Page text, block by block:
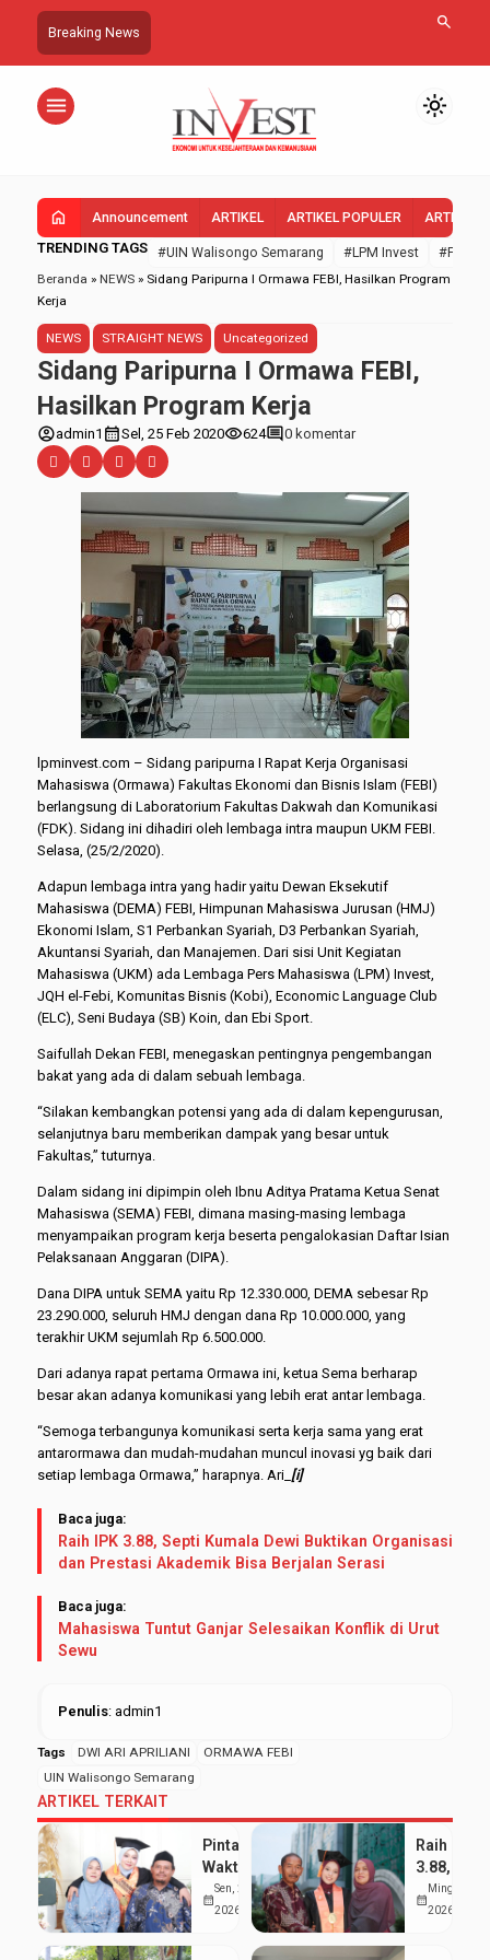
Breaking News search
menu light_mode
home Announcement ARTIKEL ARTIKEL POPULER ARTIKEL
TRENDING TAGS #UIN Walisongo Semarang #LPM Invest
#FEBI
Beranda » NEWS » Sidang Paripurna I Ormawa FEBI, Hasilkan Program
Kerja
NEWS STRAIGHT NEWS Uncategorized
Sidang Paripurna I Ormawa FEBI,
Hasilkan Program Kerja
account_circleadmin1 calendar_monthSel, 25 Feb 2020visibility624comment0 komentar
lpminvest.com – Sidang paripurna I Rapat Kerja Organisasi
Mahasiswa (Ormawa) Fakultas Ekonomi dan Bisnis Islam (FEBI)
berlangsung di Laboratorium Fakultas Dakwah dan Komunikasi
(FDK). Sidang ini dihadiri oleh lembaga intra maupun UKM FEBI.
Selasa, (25/2/2020).
Adapun lembaga intra yang hadir yaitu Dewan Eksekutif
Mahasiswa (DEMA) FEBI, Himpunan Mahasiswa Jurusan (HMJ)
Ekonomi Islam, S1 Perbankan Syariah, D3 Perbankan Syariah,
Akuntansi Syariah, dan Manajemen. Dari sisi Unit Kegiatan
Mahasiswa (UKM) ada Lembaga Pers Mahasiswa (LPM) Invest,
JQH el-Febi, Komunitas Bisnis (Kobi), Economic Language Club
(ELC), Seni Budaya (SB) Koin, dan Ebi Sport.
Saifullah Dekan FEBI, menegaskan pentingnya pengembangan
bakat yang ada di dalam sebuah lembaga.
“Silakan kembangkan potensi yang ada di dalam kepengurusan,
selanjutnya baru memberikan dampak yang besar untuk
Fakultas,” tuturnya.
Dalam sidang ini dipimpin oleh Ibnu Aditya Pratama Ketua Senat
Mahasiswa (SEMA) FEBI, dimana masing-masing lembaga
menyampaikan program kerja beserta pengalokasian Daftar Isian
Pelaksanaan Anggaran (DIPA).
Dana DIPA untuk SEMA yaitu Rp 12.330.000, DEMA sebesar Rp
23.290.000, seluruh HMJ dengan dana Rp 10.000.000, yang
terakhir UKM sejumlah Rp 6.500.000.
Dari adanya rapat pertama Ormawa ini, ketua Sema berharap
besar akan adanya komunikasi yang lebih erat antar lembaga.
“Semoga terbangunya komunikasi serta kerja sama yang erat
antarormawa dan mudah-mudahan muncul inovasi yg baik dari
setiap lembaga Ormawa,” harapnya. Ari_ [i]
Baca juga:
Raih IPK 3.88, Septi Kumala Dewi Buktikan Organisasi
dan Prestasi Akademik Bisa Berjalan Serasi
Baca juga:
Mahasiswa Tuntut Ganjar Selesaikan Konflik di Urut
Sewu
Penulis: admin1
Tags DWI ARI APRILIANI
ORMAWA FEBI
UIN Walisongo Semarang
ARTIKEL TERKAIT
Pintar Bagi
Waktu
antara
Kuliah dan
Pondok,
Siti Nur
calendar_month
Sen, 25 Mei
2026
Raih IPK
3.88,
Kumala
Dewi
calendar_month
Ming, 24
2026